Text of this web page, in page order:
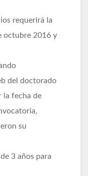
requerirá la
octubre 2016 y
del doctorado
la fecha de
su
3 años para